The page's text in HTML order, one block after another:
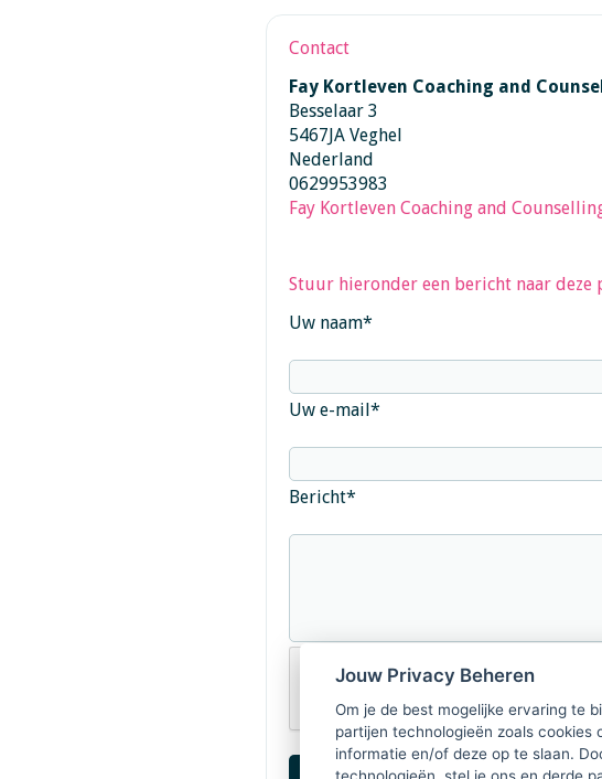
Contact
Fay Kortleven Coaching and
Besselaar 3
5467JA Veghel
Nederland
0629953983
Fay Kortleven Coaching and
Stuur hieronder een bericht naar deze
Uw naam*
Uw e-mail*
Bericht*
Jouw Privacy Beheren
Om je de best mogelijke ervaring te
partijen technologieën zoals
informatie en/of deze op te slaan.